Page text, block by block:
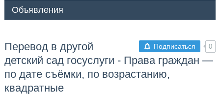
Объявления
Подписаться 0
Перевод в другой
детский сад госуслуги - Права граждан —
по дате съёмки, по возрастанию,
квадратные